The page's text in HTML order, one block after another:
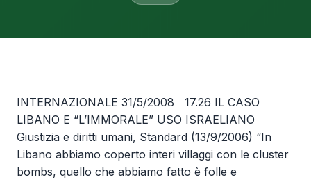
INTERNAZIONALE 31/5/2008 17.26 IL CASO
LIBANO E “L’IMMORALE” USO ISRAELIANO
Giustizia e diritti umani, Standard (13/9/2006) “In
Libano abbiamo coperto interi villaggi con le cluster
bombs, quello che abbiamo fatto è folle e